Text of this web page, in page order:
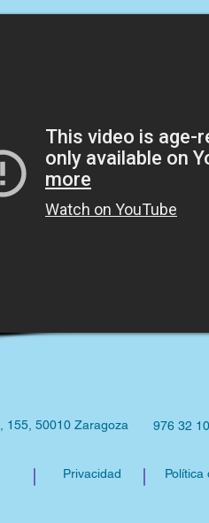
155, 50010 Zaragoza 976 32
Privacidad Política